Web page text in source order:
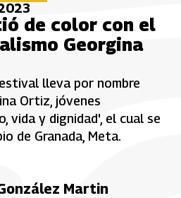
de color con el
Georgina
lleva por nombre
Ortiz, jóvenes
y dignidad', el cual se
de Granada, Meta.
Martin